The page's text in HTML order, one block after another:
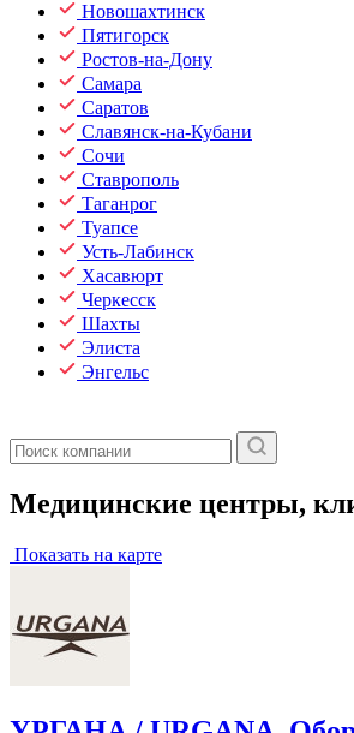
Новошахтинск
Пятигорск
Ростов-на-Дону
Самара
Саратов
Славянск-на-Кубани
Сочи
Ставрополь
Таганрог
Туапсе
Усть-Лабинск
Хасавюрт
Черкесск
Шахты
Элиста
Энгельс
Медицинские центры,
Показать на карте